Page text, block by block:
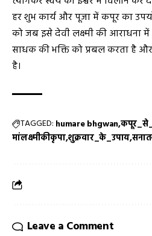
हर शुभ कार्य और पूजा में कपूर का
को जब इसे देवी लक्ष्मी की आराधना में
साधक की भक्ति को प्रबल करता है
है।
TAGGED: humare bhgwan
मांलक्ष्मीकीकृपाशुक्रवार_के_उपाय
Leave a Comment